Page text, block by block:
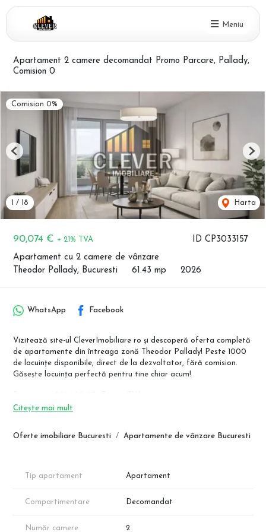
Meniu
Apartament 2 camere decomandat Promo Parcare, Pallady,
Comision 0
ID CP3033157
90,074 € + 21% TVA
Apartament cu 2 camere de vânzare
Theodor Pallady, Bucuresti
61.43 mp 2026
Comision 0%
1 / 18 Harta
Previous
Oferte imobiliare Bucuresti Apartamente de vânzare Bucuresti
WhatsApp Facebook
Vizitează site-ul CleverImobiliare ro și descoperă oferta completă
de apartamente din întreaga zonă Theodor Pallady! Peste 1000
de locuințe disponibile, direct de la dezvoltator, fără comision.
Găsește locuința perfectă pentru tine chiar acum!
Pret avans 15%: 93.145 Euro + TVA
Parcare Subterana acoperita-11.000 Euro TVA inclus
Complex rezidential de prestigiu situat in zona Theodor Pallady
Sector 3, care oferà proprietati spatioase si inteligent
compartimentate, ideale pentru persoanele care cauta o locuinta
de calitate. Complexul ofera acces la spatii verzi generoase, un
Citește mai mult
Tip apartament Apartament
Compartimentare Decomandat
Număr camere 2